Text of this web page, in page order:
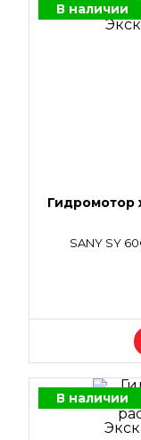
В наличии
Гидромотор
SANY SY
В наличии